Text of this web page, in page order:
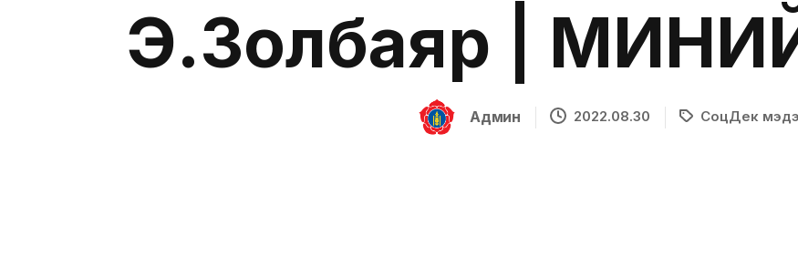
Э.Золбаяр | МИНИЙ
Админ 2022.08.30 СоцДек